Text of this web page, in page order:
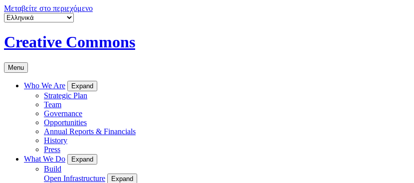
Μεταβείτε στο περιεχόμενο
Creative Commons
Menu
Who We Are Expand
Strategic Plan
Team
Governance
Opportunities
Annual Reports & Financials
History
Press
What We Do
Expand
Build
Open Infrastructure
Expand